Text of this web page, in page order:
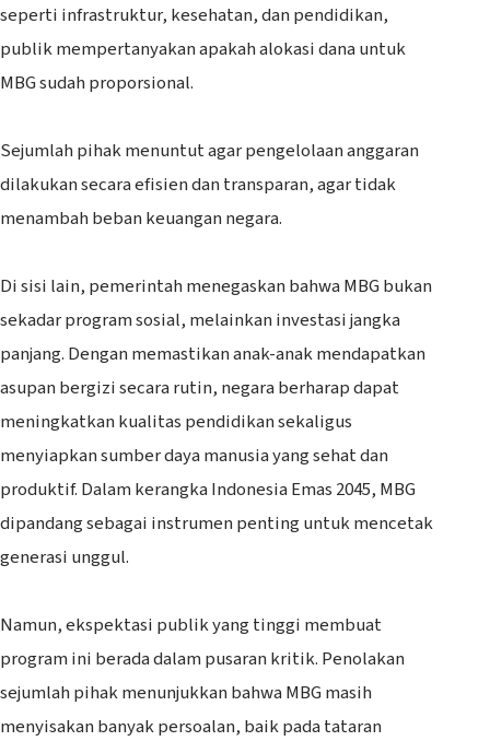
seperti infrastruktur, kesehatan, dan pendidikan,
publik mempertanyakan apakah alokasi dana untuk
MBG sudah proporsional.
‎Sejumlah pihak menuntut agar pengelolaan anggaran
dilakukan secara efisien dan transparan, agar tidak
menambah beban keuangan negara.
‎Di sisi lain, pemerintah menegaskan bahwa MBG bukan
sekadar program sosial, melainkan investasi jangka
panjang. Dengan memastikan anak-anak mendapatkan
asupan bergizi secara rutin, negara berharap dapat
meningkatkan kualitas pendidikan sekaligus
menyiapkan sumber daya manusia yang sehat dan
produktif. Dalam kerangka Indonesia Emas 2045, MBG
dipandang sebagai instrumen penting untuk mencetak
generasi unggul.
‎Namun, ekspektasi publik yang tinggi membuat
program ini berada dalam pusaran kritik. Penolakan
sejumlah pihak menunjukkan bahwa MBG masih
menyisakan banyak persoalan, baik pada tataran